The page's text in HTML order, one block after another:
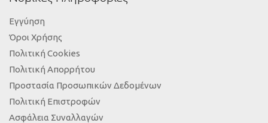
Εγγύηση
Όροι Χρήσης
Πολιτική Cookies
Πολιτική Απορρήτου
Προστασία Προσωπικών Δεδομένων
Πολιτική Επιστροφών
Ασφάλεια Συναλλαγών